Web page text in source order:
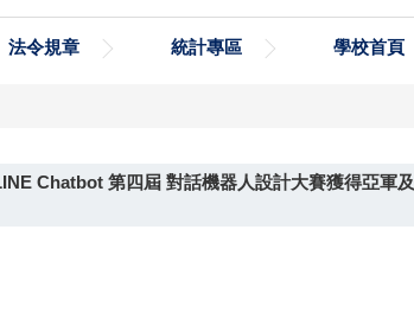
法令規章 統計專區 學校首頁
Chatbot 第四屆 對話機器人設計大賽獲得亞軍及